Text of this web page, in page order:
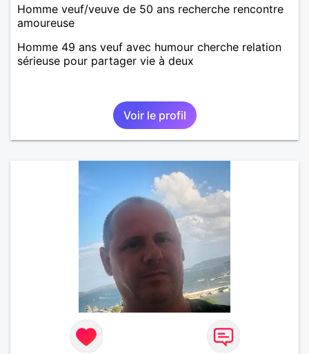
Homme veuf/veuve de 50 ans recherche rencontre
amoureuse
Homme 49 ans veuf avec humour cherche relation
sérieuse pour partager vie à deux
Voir le profil